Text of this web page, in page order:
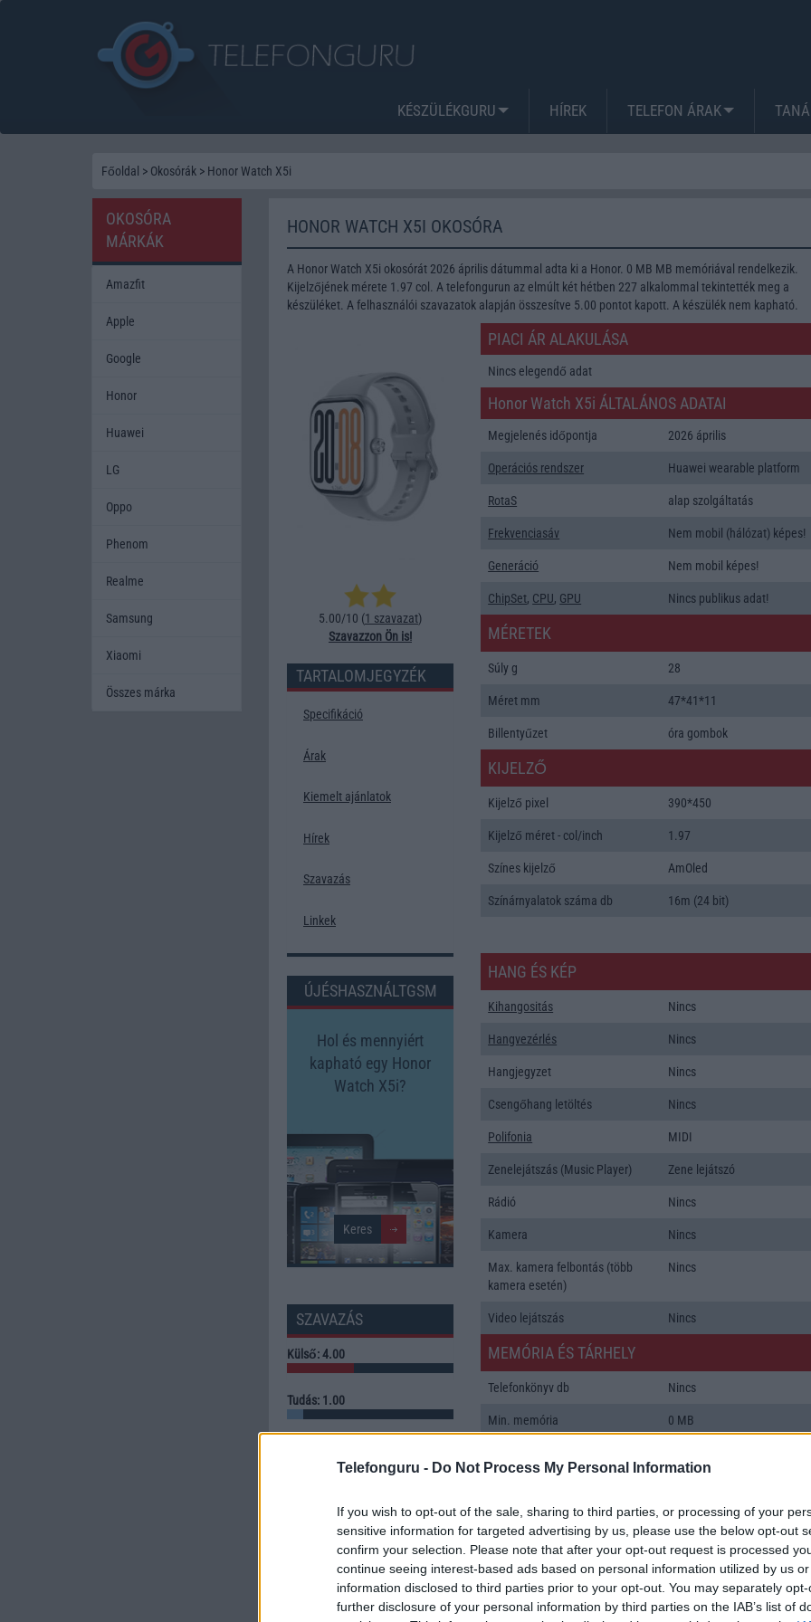
Telefonguru - Do Not Process My Personal Information
If you wish to opt-out of the sale, sharing to third parties, or processing of your
sensitive information for targeted advertising by us, please use the below opt-out
confirm your selection. Please note that after your opt-out request is processed
continue seeing interest-based ads based on personal information utilized by us
information disclosed to third parties prior to your opt-out. You may separately
further disclosure of your personal information by third parties on the IAB’s list of
KÉSZÜLÉKGURU HÍREK TELEFON ÁRAK
Főoldal > Okosórák > Honor Watch X5i
HONOR WATCH X5I OKOSÓRA
A Honor Watch X5i okosórát 2026 április dátummal adta ki a Honor. 0 MB MB memóriával rendelkezik.
Kijelzőjének mérete 1.97 col. A telefongurun az elmúlt két hétben 227 alkalommal tekintették meg a
készüléket. A felhasználói szavazatok alapján összesítve 5.00 pontot kapott. A készülék nem kapható.
5.00/10 (1 szavazat)
Szavazzon Ön is!
TARTALOMJEGYZÉK
Specifikáció
Árak
Kiemelt ajánlatok
Hírek
Szavazás
Linkek
ÚJÉSHASZNÁLTGSM
Hol és mennyiért
kapható egy Honor
Watch X5i?
SZAVAZÁS
Külső: 4.00
Tudás: 1.00
Szavazzon Ön is!
PIACI ÁR ALAKULÁSA
Nincs elegendő adat
Honor Watch X5i ÁLTALÁNOS ADATAI
Megjelenés időpontja 2026 április
Operációs rendszer Huawei wearable platform
RotaS alap szolgáltatás
Frekvenciasáv Nem mobil (hálózat) képes!
Generáció Nem mobil képes!
ChipSet, CPU, GPU Nincs publikus adat!
MÉRETEK
Súly g 28
Méret mm 47*41*11
Billentyűzet óra gombok
KIJELZŐ
Kijelző pixel 390*450
Kijelző méret - col/inch 1.97
Színes kijelző AmOled
Színárnyalatok száma db 16m (24 bit)
HANG ÉS KÉP
Kihangositás Nincs
Hangvezérlés Nincs
Hangjegyzet Nincs
Csengőhang letöltés Nincs
Polifonia MIDI
Zenelejátszás (Music Player) Zene lejátszó
Rádió Nincs
Kamera Nincs
Max. kamera felbontás (több
kamera esetén)
Nincs
Video lejátszás Nincs
MEMÓRIA ÉS TÁRHELY
Telefonkönyv db Nincs
Min. memória 0 MB
ADATCSERE
GPRS Nincs
EDGE Nincs
OKOSÓRA
MÁRKÁK
Amazfit
Apple
Google
Honor
Huawei
LG
Oppo
Phenom
Realme
Samsung
Xiaomi
Összes márka